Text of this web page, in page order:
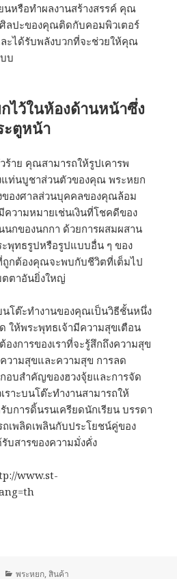
หรือทำผลงานสร้างสรรค์ คุณ
ศิลปะของคุณติดกับคอมพิวเตอร์
ะได้รับพลังบวกที่จะช่วยให้คุณ
บ
ไว้ในห้องด้านหน้าซึ่ง
ะตูหน้า
าย คุณสามารถให้รูปเคารพ
แท่นบูชาส่วนตัวของคุณ พระหยก
ของศาลส่วนบุคคลของคุณล้อม
วามหมายเช่นเงินที่โชคดีของ
กของนกกา ด้วยการผสมผสาน
พุทธรูปหรือรูปแบบอื่น ๆ ของ
ถูกต้องคุณจะพบกับชีวิตที่เต็มไป
ตตาอันยิ่งใหญ่
นโต๊ะทำงานของคุณเป็นวิธีชั้นหนึ่ง
ให้พระพุทธเจ้ามีความสุขเตือน
งการของเราที่จะรู้สึกถึงความสุข
ามสุขและความสุข การลด
อบสำคัญของฮวงจุ้ยและการจัด
ราะบนโต๊ะทำงานสามารถให้
บการดิ้นรนเครียดนักเรียน บรรดา
เพลิดเพลินกับประโยชน์คู่ของ
บสารของความมั่งคั่ง
www.st-
Categories
พระหยก,สินค้า